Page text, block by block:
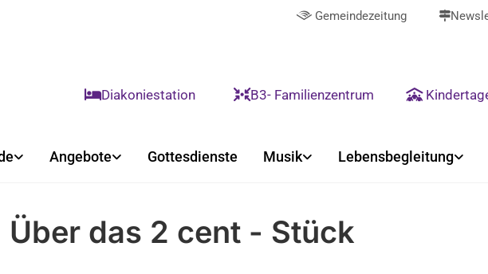
Gemeindezeitung 
Diakoniestation B3- Familienzentrum 
Angebote Gottesdienste Musik Lebensbegleitung
Über das 2 cent - Stück